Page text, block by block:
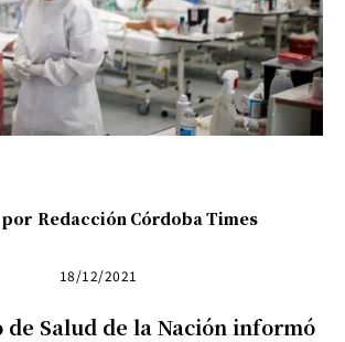
por Redacción Córdoba Times
18/12/2021
Salud de la Nación informó